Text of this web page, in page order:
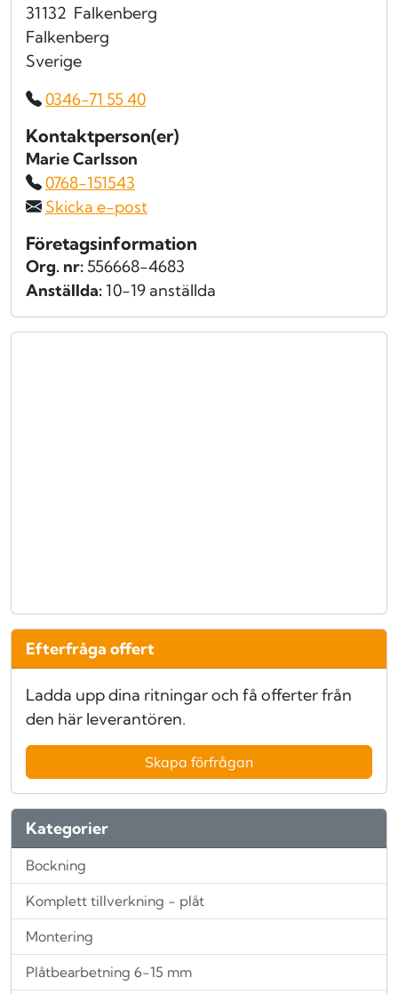
31132 Falkenberg
Falkenberg
Sverige
0346-71 55 40
Kontaktperson(er)
Marie Carlsson
0768-151543
Skicka e-post
Företagsinformation
Org. nr: 556668-4683
Anställda:10-19 anställda
Efterfråga offert
Ladda upp dina ritningar och få offerter från
den här leverantören.
Skapa förfrågan
Kategorier
Bockning
Komplett tillverkning - plåt
Montering
Plåtbearbetning 6-15 mm